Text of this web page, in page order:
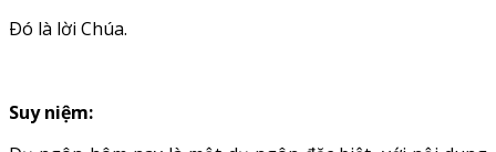
Ðó là lời Chúa.
Suy niệm: